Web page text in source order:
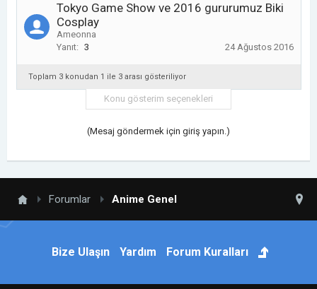
Tokyo Game Show ve 2016 gururumuz Biki
Cosplay
Ameonna
Yanıt: 3 24 Ağustos 2016
Toplam 3 konudan 1 ile 3 arası gösteriliyor
Konu gösterim seçenekleri
(Mesaj göndermek için giriş yapın.)
Forumlar Anime Genel
Bize Ulaşın Yardım Forum Kuralları